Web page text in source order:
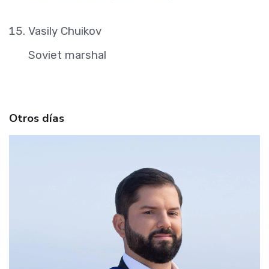
Vasily Chuikov
Soviet marshal
Otros días